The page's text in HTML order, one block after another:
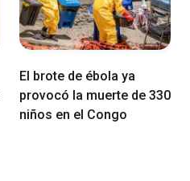
El brote de ébola ya
provocó la muerte de 330
niños en el Congo